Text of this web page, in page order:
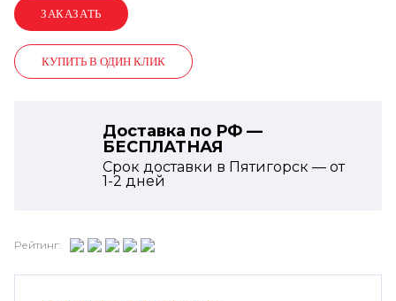
КУПИТЬ В ОДИН КЛИК
Доставка по РФ —
БЕСПЛАТНАЯ
Срок доставки в Пятигорск — от
1-2 дней
Рейтинг: